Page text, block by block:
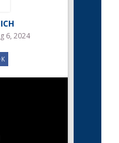
6, 2024